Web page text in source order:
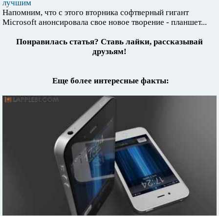
лучшим
Напомним, что с этого вторника софтверный гигант
Microsoft анонсировала свое новое творение - планшет...
Понравилась статья? Ставь лайки, рассказывай
друзьям!
Еще более интересные факты: